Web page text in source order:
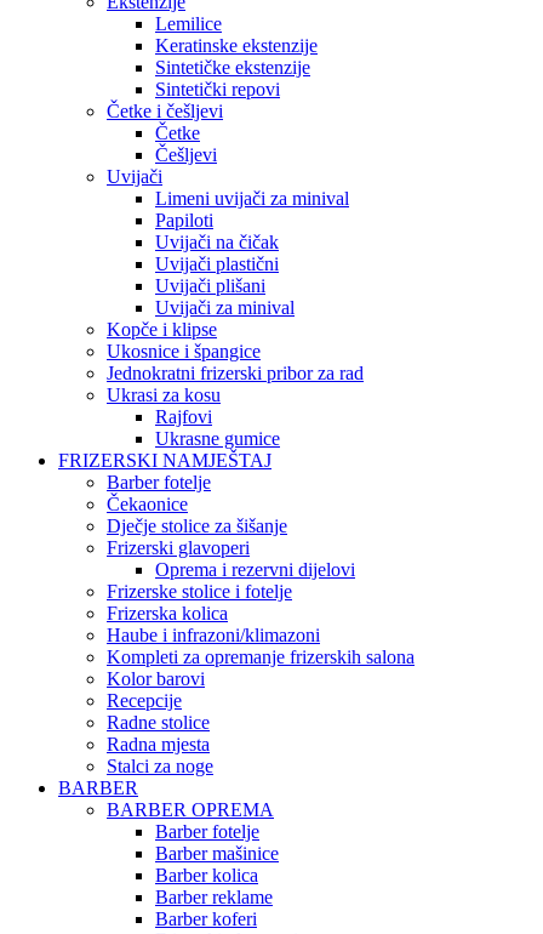
Lemilice
Keratinske ekstenzije
Sintetičke ekstenzije
Sintetički repovi
Četke i češljevi
Četke
Češljevi
Uvijači
Limeni uvijači za minival
Papiloti
Uvijači na čičak
Uvijači plastični
Uvijači plišani
Uvijači za minival
Kopče i klipse
Ukosnice i špangice
Jednokratni frizerski pribor za rad
Ukrasi za kosu
Rajfovi
Ukrasne gumice
FRIZERSKI NAMJEŠTAJ
Barber fotelje
Čekaonice
Dječje stolice za šišanje
Frizerski glavoperi
Oprema i rezervni dijelovi
Frizerske stolice i fotelje
Frizerska kolica
Haube i infrazoni/klimazoni
Kompleti za opremanje frizerskih salona
Kolor barovi
Recepcije
Radne stolice
Radna mjesta
Stalci za noge
BARBER
BARBER OPREMA
Barber fotelje
Barber mašinice
Barber kolica
Barber reklame
Barber koferi